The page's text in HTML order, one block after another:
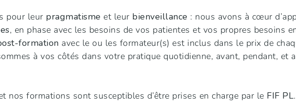
pour leur pragmatisme et leur bienveillance : nous avons à cœur
, en phase avec les besoins de vos patientes et vos propres besoins
formation avec le ou les formateur(s) est inclus dans le prix de
à vos côtés dans votre pratique quotidienne, avant, pendant, et
nos formations sont susceptibles d’être prises en charge par le FIF PL.